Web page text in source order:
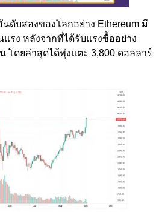
ดับสองของโลกอย่าง Ethereum มี
รง หลังจากที่ได้รับแรงซื้ออย่าง
โดยล่าสุดได้พุ่งแตะ 3,800 ดอลลาร์